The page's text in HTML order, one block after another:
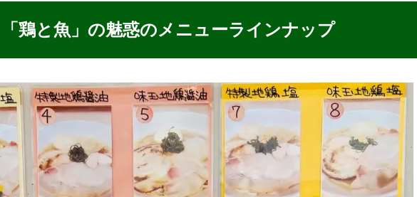
「鶏と魚」の魅惑のメニューラインナップ